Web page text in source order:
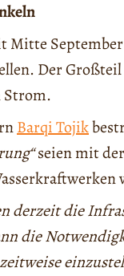
Mitte
Der
Strom.
Barqi Tojik
seien mit
derzeit die
die